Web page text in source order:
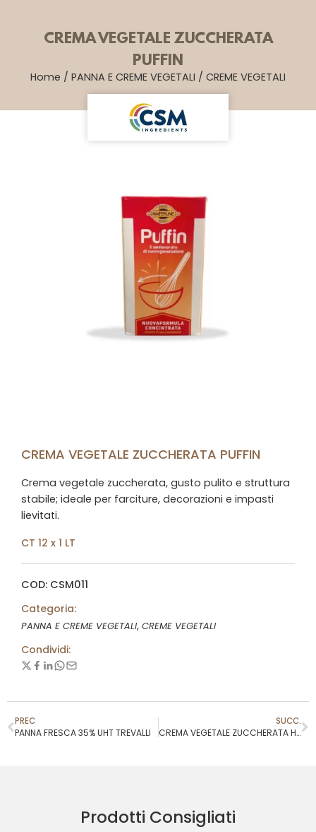
CREMA VEGETALE ZUCCHERATA
PUFFIN
Home / PANNA E CREME VEGETALI / CREME VEGETALI
CREMA VEGETALE ZUCCHERATA PUFFIN
Crema vegetale zuccherata, gusto pulito e struttura
stabile; ideale per farciture, decorazioni e impasti
lievitati.
CT 12 x 1 LT
COD: CSM011
Categoria:
PANNA E CREME VEGETALI, CREME VEGETALI
Condividi:
PREC
PANNA FRESCA 35% UHT TREVALLI
SUCC.
CREMA VEGETALE ZUCCHERATA HULALA’ ROSA
Prodotti Consigliati